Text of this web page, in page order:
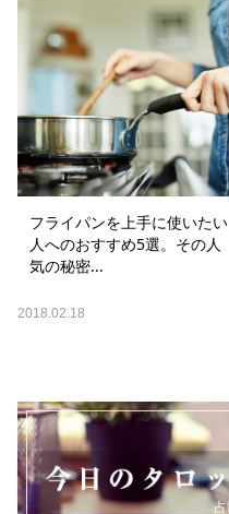
フライパンを上手に使いたい
人へのおすすめ5選。その人
気の秘密...
2018.02.18